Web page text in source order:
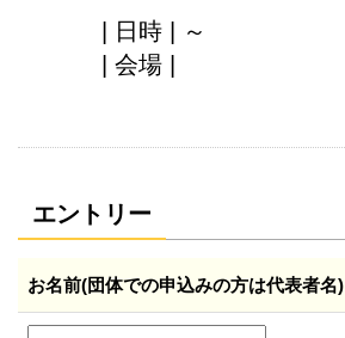
| 日時 | ～
| 会場 |
エントリー
お名前(団体での申込みの方は代表者名)